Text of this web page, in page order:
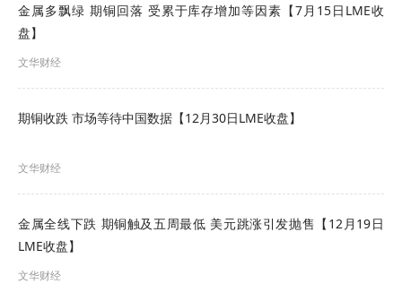
六、质疑投诉
对采购活动有质疑投诉的，请将信息发送至酒钢
6713939。
相关附件
无
供应链管理分公司
金属多飘绿 期铜回落 受累于库存增加等因素【7月15日LME收
盘】
文华财经
期铜收跌 市场等待中国数据【12月30日LME收盘】
文华财经
金属全线下跌 期铜触及五周最低 美元跳涨引发抛售【12月19日
LME收盘】
文华财经